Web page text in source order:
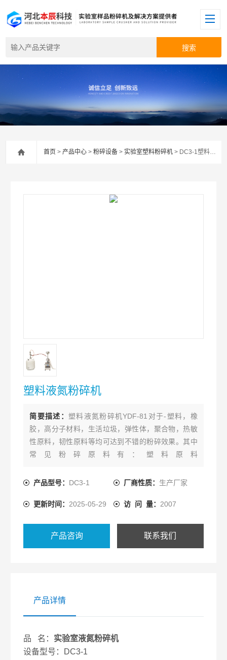
首页 >产品中心 >粉碎设备 >实验室塑料粉碎机 > DC3-1塑料液氮粉碎机
塑料液氮粉碎机
简要描述： 塑料液氮粉碎机YDF-81对于-塑料，橡
胶，高分子材料，生活垃圾，弹性体，聚合物，热敏
性原料，韧性原料等均可达到不错的粉碎效果。其中
常见粉碎原料有：塑料原料
料制品，塑料跑道，塑料薄膜，可降解餐具，饮料矿
能够处理小批量样品，小粉碎量为10g左右，同时满
产品型号： DC3-1 厂商性质： 生产厂家
更新时间： 2025-05-29 访 问 量： 2007
产品咨询 联系我们
产品详情
品 名： 实验室液氮粉碎机
设备型号：DC3-1